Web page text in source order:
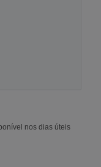
nos dias úteis